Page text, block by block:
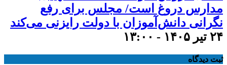
مدارس دروغ است/ مجلس برای رفع
نگرانی دانش‌آموزان با دولت رایزنی می‌کند
۲۴ تیر ۱۴۰۵ - ۱۳:۰۰
ثبت دیدگاه